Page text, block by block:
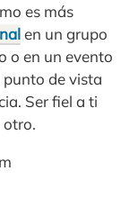
es más
en un grupo
o en un evento
de vista
Ser fiel a ti
otro.